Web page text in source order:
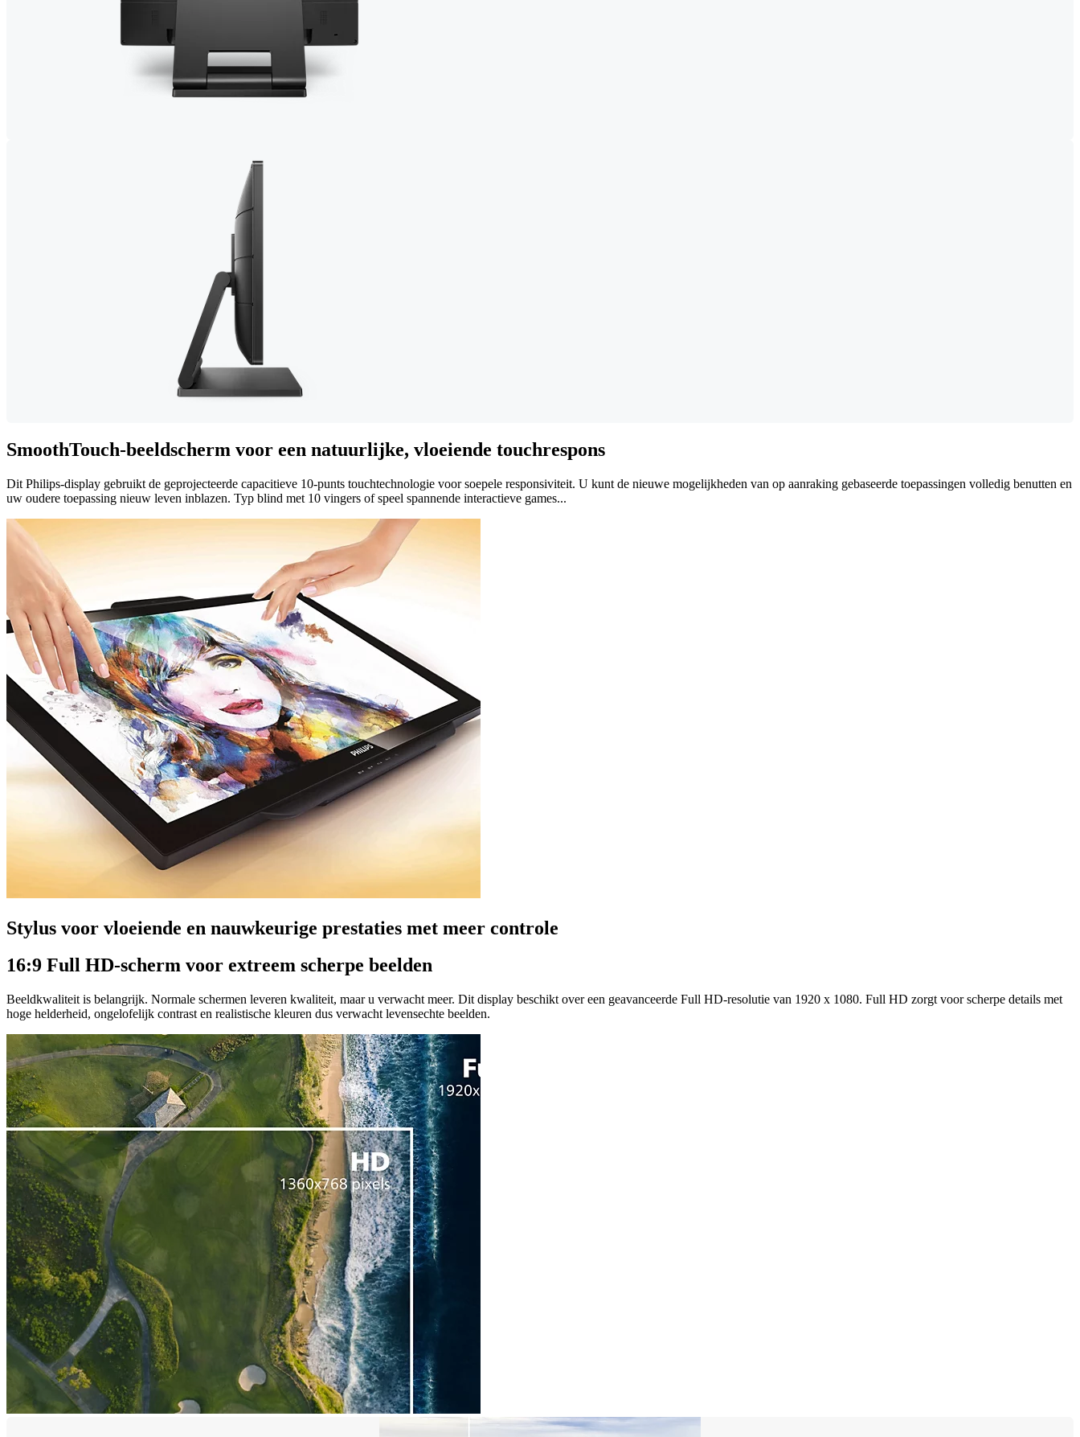
SmoothTouch-beeldscherm voor een natuurlijke, vloeiende touchrespons
Dit Philips-display gebruikt de geprojecteerde capacitieve 10-punts touchtechnologie voor soepele responsiviteit. U kunt de nieuwe mogelijkheden van op aanraking gebaseerde toepassingen volledig benutten en
uw oudere toepassing nieuw leven inblazen. Typ blind met 10 vingers of speel spannende interactieve games...
Stylus voor vloeiende en nauwkeurige prestaties met meer controle
16:9 Full HD-scherm voor extreem scherpe beelden
Beeldkwaliteit is belangrijk. Normale schermen leveren kwaliteit, maar u verwacht meer. Dit display beschikt over een geavanceerde Full HD-resolutie van 1920 x 1080. Full HD zorgt voor scherpe details met
hoge helderheid, ongelofelijk contrast en realistische kleuren dus verwacht levensechte beelden.